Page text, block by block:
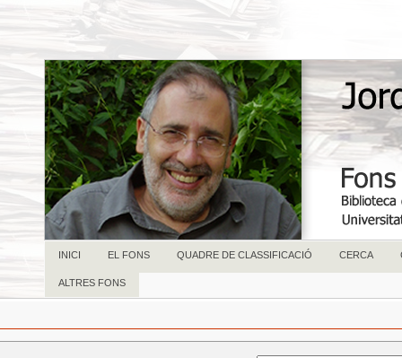
INICI EL FONS QUADRE DE CLASSIFICACIÓ CERCA
ALTRES FONS